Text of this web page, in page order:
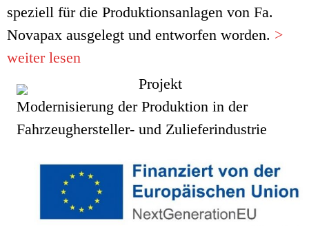
speziell für die Produktionsanlagen von Fa.
Novapax ausgelegt und entworfen worden. >
weiter lesen
Modernisierung der Produktion in der
Fahrzeughersteller- und Zulieferindustrie